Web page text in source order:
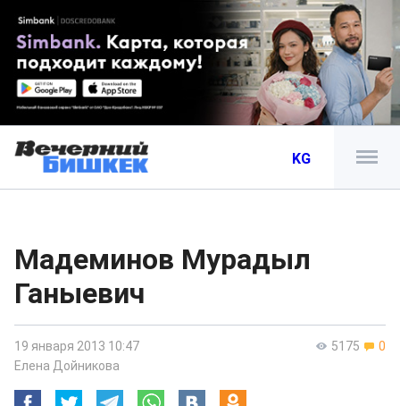
KG
Мадеминов Мурадыл
Ганыевич
5175 0
19 января 2013 10:47
Елена Дойникова